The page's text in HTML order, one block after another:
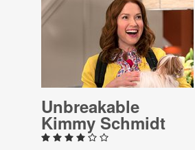
Un­break­able
Kimmy Schmidt